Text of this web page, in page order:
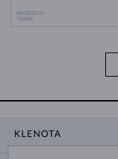
ROSÉGOLD
TOPAS
KLENOTA